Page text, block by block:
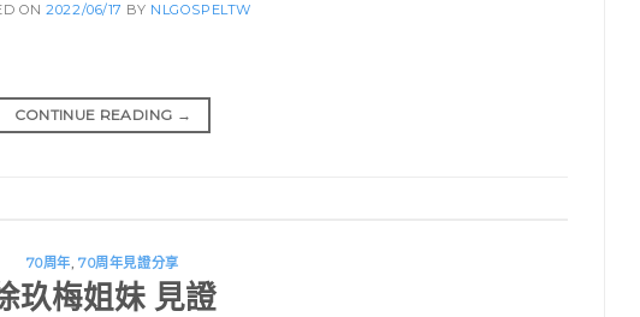
ON2022/06/17 BY NLGOSPELTW
CONTINUE READING →
70周年,70周年見證分享
玖梅姐妹 見證